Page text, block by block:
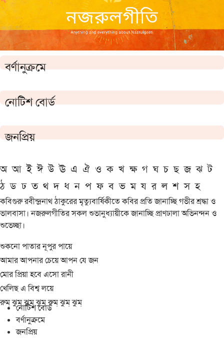
বর্ণানুক্রমে
নোটিশ বোর্ড
জনপ্রিয়
অ আ ই ঈ উ ঊ এ ঐ ও ক খ ক্ষ গ ঘ চ ছ জ ঝ ট
ঠ ড ঢ ত থ দ ধ ন প ফ ব ভ ম য র ল শ স হ
কবিগুরু রবীন্দ্রনাথ ঠাকুরের মৃত্যুবার্ষিকীতে কবির প্রতি জানাচ্ছি গভীর শ্রদ্ধা ও
ভালবাসা। নজরুলগীতির সকল শুভানুধ্যায়ীকে জানাচ্ছি প্রাণঢালা অভিনন্দন ও
শুভেচ্ছা।
শুকনো পাতার নূপুর পায়ে
আমার আপনার চেয়ে আপন যে জন
মোর প্রিয়া হবে এসো রানী
খেলিছ এ বিশ্ব লয়ে
রুম্ ঝুম্ ঝুম্ ঝুম্ রুম্ ঝুম্ ঝুম্
নোটিশ বোর্ড
বর্ণানুক্রমে
জনপ্রিয়